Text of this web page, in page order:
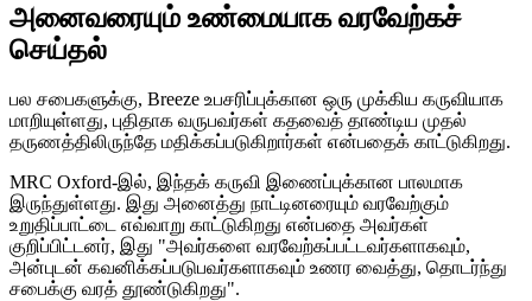
அனைவரையும் உண்மையாக வரவேற்கச்
செய்தல்
பல சபைகளுக்கு, Breeze உபசரிப்புக்கான ஒரு முக்கிய கருவியாக
மாறியுள்ளது, புதிதாக வருபவர்கள் கதவைத் தாண்டிய முதல்
தருணத்திலிருந்தே மதிக்கப்படுகிறார்கள் என்பதைக் காட்டுகிறது.
MRC Oxford-இல், இந்தக் கருவி இணைப்புக்கான பாலமாக
இருந்துள்ளது. இது அனைத்து நாட்டினரையும் வரவேற்கும்
உறுதிப்பாட்டை எவ்வாறு காட்டுகிறது என்பதை அவர்கள்
குறிப்பிட்டனர், இது "அவர்களை வரவேற்கப்பட்டவர்களாகவும்,
அன்புடன் கவனிக்கப்படுபவர்களாகவும் உணர வைத்து, தொடர்ந்து
சபைக்கு வரத் தூண்டுகிறது".